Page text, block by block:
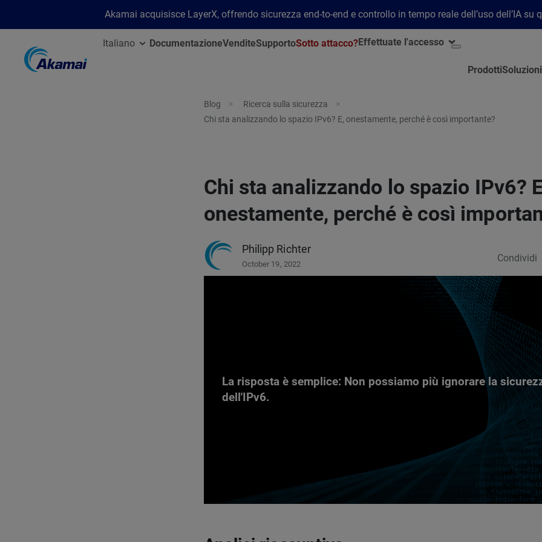
Akamai acquisisce LayerX, offrendo sicurezza end-to-end e controllo in tempo reale dell’uso dell’IA su
Italiano DocumentazioneVenditeSupportoSotto attacco?Effettuate l'accesso
ProdottiSoluzioni
Blog
Ricerca sulla sicurezza
Chi sta analizzando lo spazio IPv6? E, onestamente, perché è così importante?
Chi sta analizzando lo spazio IPv6?
onestamente, perché è così
Philipp Richter
October 19, 2022
Condividi
La risposta è semplice: Non possiamo più ignorare la
dell'IPv6.